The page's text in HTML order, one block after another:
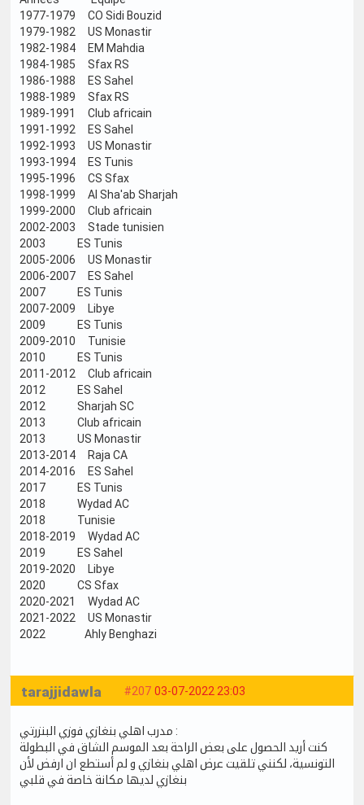
1977-1979 CO Sidi Bouzid
1979-1982 US Monastir
1982-1984 EM Mahdia
1984-1985 Sfax RS
1986-1988 ES Sahel
1988-1989 Sfax RS
1989-1991 Club africain
1991-1992 ES Sahel
1992-1993 US Monastir
1993-1994 ES Tunis
1995-1996 CS Sfax
1998-1999 Al Sha'ab Sharjah
1999-2000 Club africain
2002-2003 Stade tunisien
2003 ES Tunis
2005-2006 US Monastir
2006-2007 ES Sahel
2007 ES Tunis
2007-2009 Libye
2009 ES Tunis
2009-2010 Tunisie
2010 ES Tunis
2011-2012 Club africain
2012 ES Sahel
2012 Sharjah SC
2013 Club africain
2013 US Monastir
2013-2014 Raja CA
2014-2016 ES Sahel
2017 ES Tunis
2018 Wydad AC
2018 Tunisie
2018-2019 Wydad AC
2019 ES Sahel
2019-2020 Libye
2020 CS Sfax
2020-2021 Wydad AC
2021-2022 US Monastir
2022 Ahly Benghazi
#207 03-07-2022 23:03
tarajjidawla
مدرب اهلي بنغازي فوزي البنزرتي :
كنت أريد الحصول على بعض الراحة بعد الموسم الشاق في البطولة
التونسية، لكنني تلقيت عرض اهلي بنغازي و لم أستطع ان ارفض لأن
بنغازي لديها مكانة خاصة في قلبي